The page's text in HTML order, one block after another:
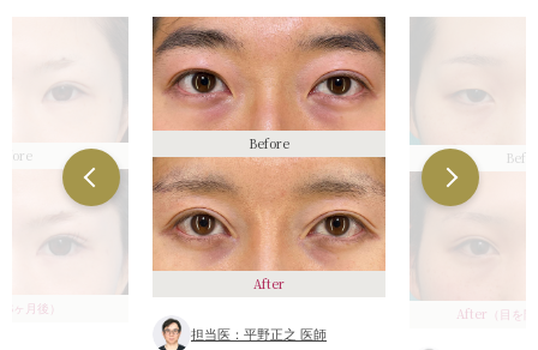
6ヶ月後）
Before
After
担当医：平野正之 医師
After （目を